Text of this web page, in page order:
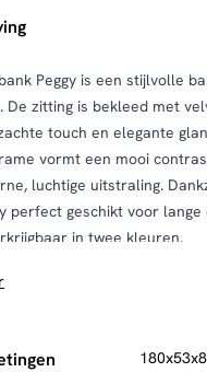
Peggy is een stijlvolle
De zitting is bekleed met
touch en elegante
vormt een mooi
luchtige uitstraling.
perfect geschikt voor
in twee kleuren.
stof mooi te houden,
gebruiken. Gebruik